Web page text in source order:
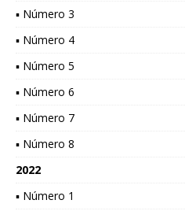
▪ Número 3
▪ Número 4
▪ Número 5
▪ Número 6
▪ Número 7
▪ Número 8
2022
▪ Número 1